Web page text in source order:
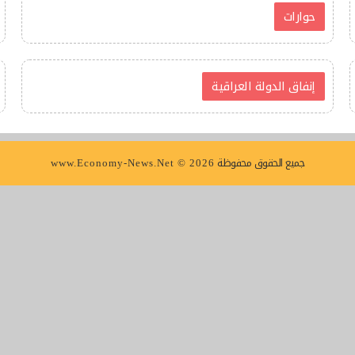
حوارات
إنفاق الدولة العراقية
جميع الحقوق محفوظة www.Economy-News.Net © 2026